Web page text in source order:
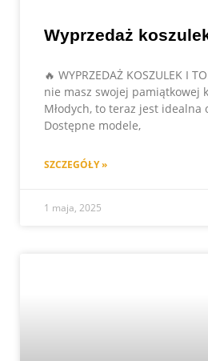
Wyprzedaż
🔥 WYPRZEDAŻ KOSZULEK I
nie masz swojej pamiątkowej
Młodych, to teraz jest idealna
Dostępne modele,
SZCZEGÓŁY »
1 maja, 2025